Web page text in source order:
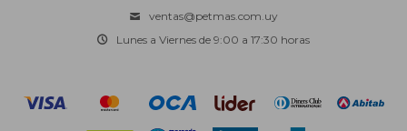
ventas@petmas.com.uy
Lunes a Viernes de 9:00 a 17:30 horas